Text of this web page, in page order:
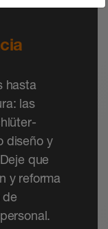
hasta
las
diseño y
que
y reforma
de